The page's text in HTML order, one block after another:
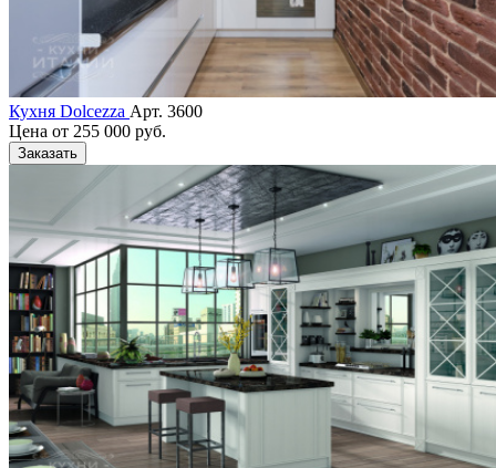
Кухня Dolcezza Арт. 3600
Цена от 255 000 руб.
Заказать